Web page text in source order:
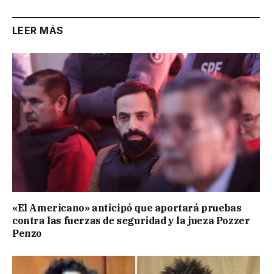
LEER MÁS
«El Americano» anticipó que aportará pruebas
contra las fuerzas de seguridad y la jueza Pozzer
Penzo